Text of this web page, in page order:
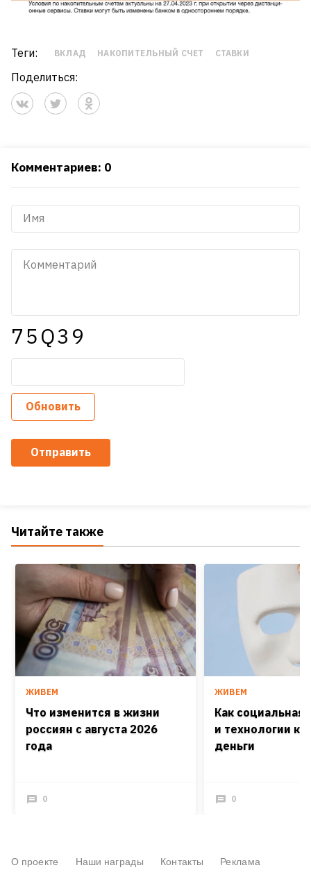
Теги: ВКЛАД НАКОПИТЕЛЬНЫЙ СЧЕТ СТАВКИ
Поделиться:
Комментариев: 0
75Q39
Обновить
Отправить
Читайте также
ЖИВЕМ
Что изменится в жизни
россиян с августа 2026
года
0
ЖИВЕМ
Как
и технологии
деньги
0
О проекте Наши награды Контакты Реклама